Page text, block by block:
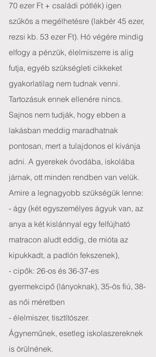
70 ezer Ft + családi pótlék) igen
szűkös a megélhetésre (lakbér 45 ezer,
rezsi kb. 53 ezer Ft). Hó végére mindig
elfogy a pénzük, élelmiszerre is alig
futja, egyéb szükségleti cikkeket
gyakorlatilag nem tudnak venni.
Tartozásuk ennek ellenére nincs.
Sajnos nem tudják, hogy ebben a
lakásban meddig maradhatnak
pontosan, mert a tulajdonos el kívánja
adni. A gyerekek óvodába, iskolába
járnak, ott minden rendben van velük.
Amire a legnagyobb szükségük lenne:
- ágy (két egyszemélyes ágyuk van, az
anya a két kislánnyal egy felfújható
matracon aludt eddig, de mióta az
kipukkadt, a padlón fekszenek),
- cipők: 26-os és 36-37-es
gyermekcipő (lányoknak), 35-ös fiú, 38-
as női méretben
- élelmiszer, tisztítószer.
Ágyneműnek, esetleg iskolaszereknek
is örülnének.